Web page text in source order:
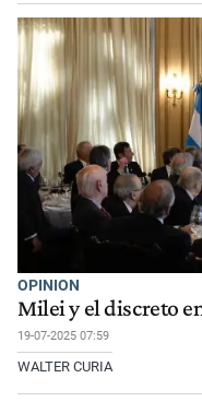
OPINION
Milei y el discreto
19-07-2025 07:59
WALTER CURIA